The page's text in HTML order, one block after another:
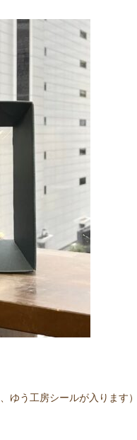
ゆう工房シールが入ります）